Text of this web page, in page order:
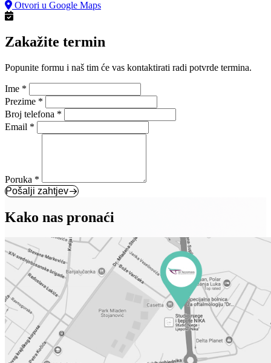
Otvori u Google Maps
Zakažite termin
Popunite formu i naš tim će vas kontaktirati radi potvrde termina.
Ime *
Prezime *
Broj telefona *
Email *
Poruka *
Pošalji zahtjev
Kako nas pronaći